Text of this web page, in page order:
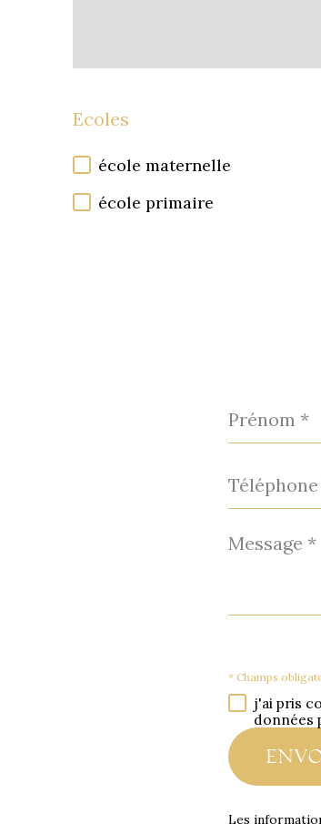
Ecoles
école maternelle
école primaire
Prénom
Téléphone
Message
* Champs
j'ai pris
données
Les